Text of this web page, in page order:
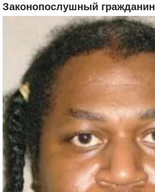
Законопослушный гражданин